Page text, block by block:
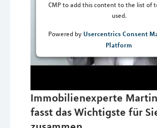
CMP to add this content to the list of
used.
Powered by Usercentrics Consent
Platform
Immobilienexperte
fasst das Wichtigste für